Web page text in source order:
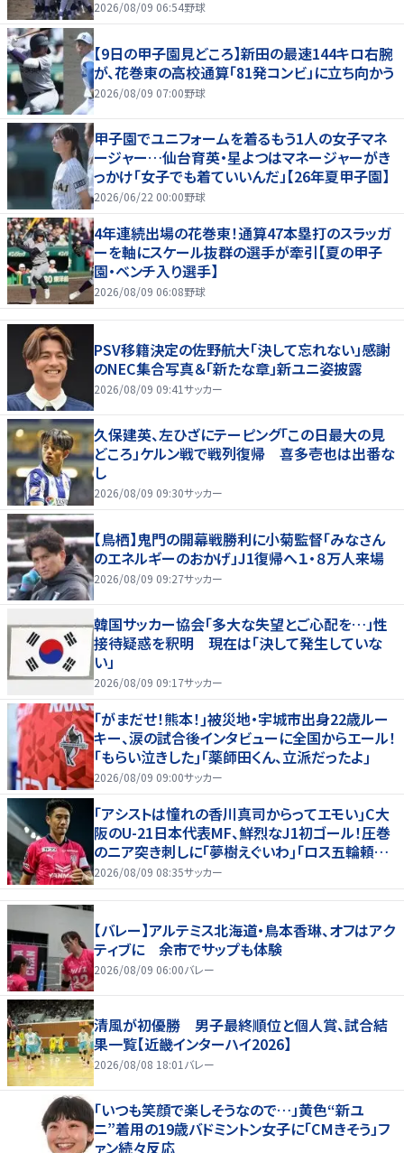
2026/08/09 06:54野球
【9日の甲子園見どころ】新田の最速144キロ右腕
が、花巻東の高校通算「81発コンビ」に立ち向かう
2026/08/09 07:00野球
甲子園でユニフォームを着るもう1人の女子マネ
ージャー…仙台育英・星よつはマネージャーがき
っかけ「女子でも着ていいんだ」【26年夏甲子園】
2026/06/22 00:00野球
4年連続出場の花巻東！通算47本塁打のスラッガ
ーを軸にスケール抜群の選手が牽引【夏の甲子
園・ベンチ入り選手】
2026/08/09 06:08野球
PSV移籍決定の佐野航大「決して忘れない」感謝
のNEC集合写真＆「新たな章」新ユニ姿披露
2026/08/09 09:41サッカー
久保建英、左ひざにテーピング「この日最大の見
どころ」ケルン戦で戦列復帰 喜多壱也は出番な
し
2026/08/09 09:30サッカー
【鳥栖】鬼門の開幕戦勝利に小菊監督「みなさん
のエネルギーのおかげ」J1復帰へ１・８万人来場
2026/08/09 09:27サッカー
韓国サッカー協会「多大な失望とご心配を…」性
接待疑惑を釈明 現在は「決して発生していな
い」
2026/08/09 09:17サッカー
｢がまだせ！熊本！｣被災地・宇城市出身22歳ルー
キー、涙の試合後インタビューに全国からエール！
｢もらい泣きした｣｢薬師田くん、立派だったよ｣
2026/08/09 09:00サッカー
｢アシストは憧れの香川真司からってエモい｣C大
阪のU-21日本代表MF、鮮烈なJ1初ゴール！圧巻
のニア突き刺しに｢夢樹えぐいわ｣｢ロス五輪頼む
ぞ｣
2026/08/09 08:35サッカー
【バレー】アルテミス北海道・鳥本香琳、オフはアク
ティブに 余市でサップも体験
2026/08/09 06:00バレー
清風が初優勝 男子最終順位と個人賞、試合結
果一覧【近畿インターハイ2026】
2026/08/08 18:01 バレー
「いつも笑顔で楽しそうなので…」黄色“新ユ
ニ”着用の19歳バドミントン女子に「CMきそう」フ
ァン続々反応